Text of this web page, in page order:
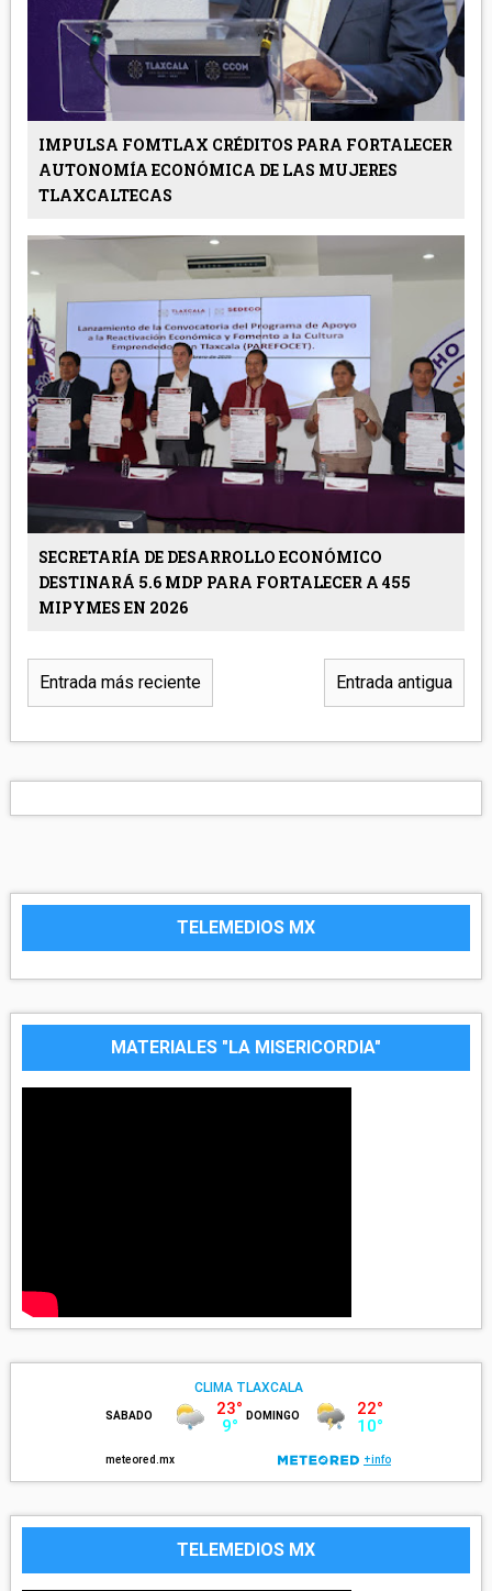
IMPULSA FOMTLAX CRÉDITOS PARA FORTALECER
AUTONOMÍA ECONÓMICA DE LAS MUJERES
TLAXCALTECAS
SECRETARÍA DE DESARROLLO ECONÓMICO
DESTINARÁ 5.6 MDP PARA FORTALECER A 455
MIPYMES EN 2026
Entrada más reciente Entrada antigua
TELEMEDIOS MX
MATERIALES "LA MISERICORDIA"
TELEMEDIOS MX